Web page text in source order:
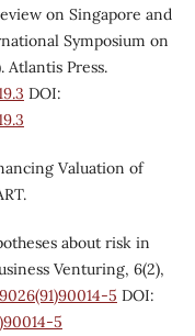
on Singapore and
Symposium on
Atlantis Press.
DOI:
Valuation of
about risk in
Venturing, 6(2),
5 DOI:
5